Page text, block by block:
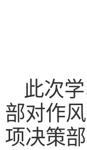
此次
部对作
项决策